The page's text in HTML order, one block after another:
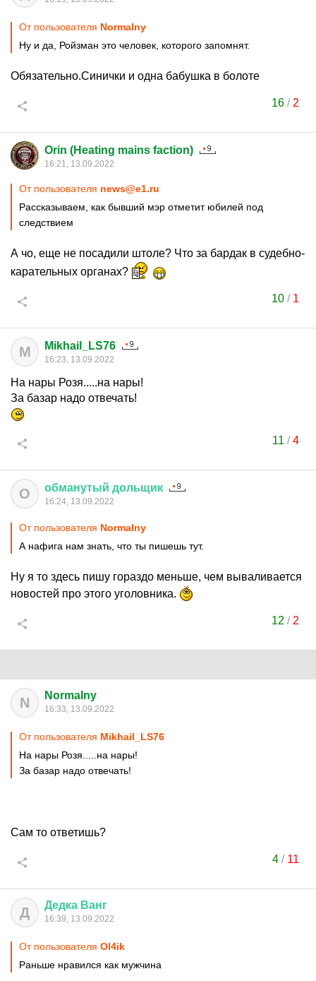
От пользователя Normalny
Ну и да, Ройзман это человек, которого запомнят.
Обязательно.Синички и одна бабушка в болоте
16 / 2
Orin (Heating mains faction)
16:21, 13.09.2022
От пользователя news@e1.ru
Рассказываем, как бывший мэр отметит юбилей под
следствием
А чо, еще не посадили штоле? Что за бардак в судебно-
карательных органах?
10 / 1
M Mikhail_LS76
16:23, 13.09.2022
На нары Розя.....на нары!
За базар надо отвечать!
11 /4
О обманутый дольщик
16:24, 13.09.2022
От пользователя Normalny
А нафига нам знать, что ты пишешь тут.
Ну я то здесь пишу гораздо меньше, чем вываливается
новостей про этого уголовника.
12 / 2
N Normalny
16:33, 13.09.2022
От пользователя Mikhail_LS76
На нары Розя.....на нары!
За базар надо отвечать!
Сам то ответишь?
4/ 11
Д Дедка Ванг
16:39, 13.09.2022
От пользователя Оl4ik
Раньше нравился как мужчина